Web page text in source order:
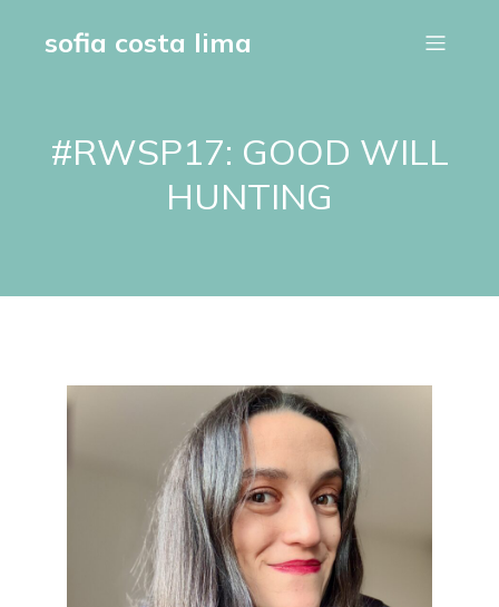
sofia costa lima
#RWSP17: GOOD WILL
HUNTING